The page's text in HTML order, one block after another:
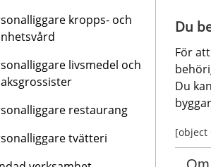
kropps- och
livsmedel och
restaurang
tvätteri
Du
För
Du
[object